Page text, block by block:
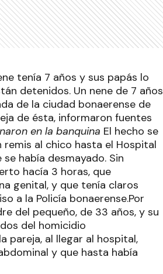
tenía 7 años y sus papás lo
detenidos. Un nene de 7 años
de la ciudad bonaerense de
de ésta, informaron fuentes
en la banquina El hecho se
al chico hasta el Hospital
había desmayado. Sin
hacía 3 horas, que
genital, y que tenía claros
a la Policía bonaerense.Por
del pequeño, de 33 años, y su
del homicidio
pareja, al llegar al hospital,
y que hasta había